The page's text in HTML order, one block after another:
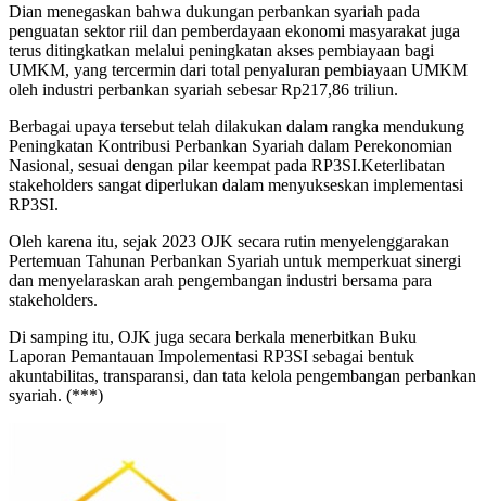
Dian menegaskan bahwa dukungan perbankan syariah pada
penguatan sektor riil dan pemberdayaan ekonomi masyarakat juga
terus ditingkatkan melalui peningkatan akses pembiayaan bagi
UMKM, yang tercermin dari total penyaluran pembiayaan UMKM
oleh industri perbankan syariah sebesar Rp217,86 triliun.
Berbagai upaya tersebut telah dilakukan dalam rangka mendukung
Peningkatan Kontribusi Perbankan Syariah dalam Perekonomian
Nasional, sesuai dengan pilar keempat pada RP3SI.Keterlibatan
stakeholders sangat diperlukan dalam menyukseskan implementasi
RP3SI.
Oleh karena itu, sejak 2023 OJK secara rutin menyelenggarakan
Pertemuan Tahunan Perbankan Syariah untuk memperkuat sinergi
dan menyelaraskan arah pengembangan industri bersama para
stakeholders.
Di samping itu, OJK juga secara berkala menerbitkan Buku
Laporan Pemantauan Impolementasi RP3SI sebagai bentuk
akuntabilitas, transparansi, dan tata kelola pengembangan perbankan
syariah. (***)